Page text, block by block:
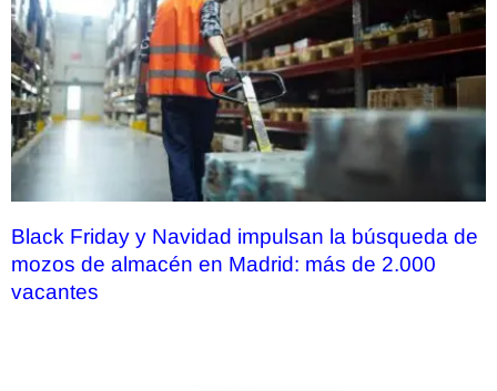
Black Friday y Navidad impulsan la búsqueda de
mozos de almacén en Madrid: más de 2.000
vacantes